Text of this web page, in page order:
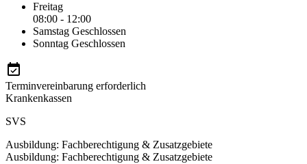
Freitag
08:00 - 12:00
Samstag Geschlossen
Sonntag Geschlossen
Terminvereinbarung erforderlich
Krankenkassen
SVS
Ausbildung: Fachberechtigung & Zusatzgebiete
Ausbildung: Fachberechtigung & Zusatzgebiete